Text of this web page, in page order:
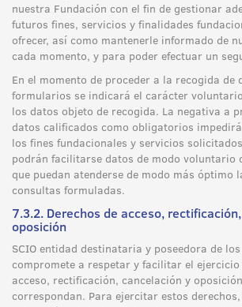
nuestra Fundación con el fin de gestionar
futuros fines, servicios y finalidades
ofrecer, así como mantenerle informado de
cada momento, y para poder efectuar un
En el momento de proceder a la recogida de
formularios se indicará el carácter
los datos objeto de recogida. La negativa a
datos calificados como obligatorios
los fines fundacionales y servicios
podrán facilitarse datos de modo voluntario
que puedan atenderse de modo más óptimo
consultas formuladas.
7.3.2. Derechos de acceso,
oposición
SCIO entidad destinataria y poseedora de
compromete a respetar y facilitar el ejercicio
acceso, rectificación, cancelación y
correspondan. Para ejercitar estos